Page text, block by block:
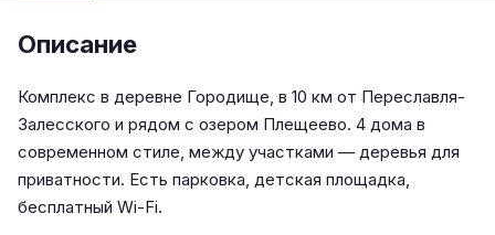
Описание
Комплекс в деревне Городище, в 10 км от Переславля-
Залесского и рядом с озером Плещеево. 4 дома в
современном стиле, между участками — деревья для
приватности. Есть парковка, детская площадка,
бесплатный Wi-Fi.